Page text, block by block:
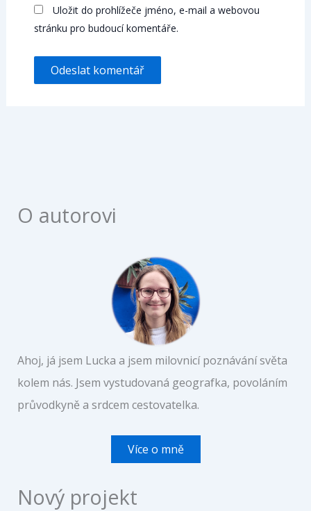
Uložit do prohlížeče jméno, e-mail a webovou
stránku pro budoucí komentáře.
O autorovi
Ahoj, já jsem Lucka a jsem milovnicí poznávání světa
kolem nás. Jsem vystudovaná geografka, povoláním
průvodkyně a srdcem cestovatelka.
Více o mně
Nový projekt